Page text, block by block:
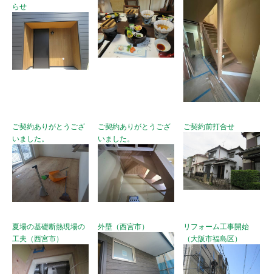
らせ
ご契約ありがとうござ
いました。
ご契約ありがとうござ
いました。
ご契約前打合せ
夏場の基礎断熱現場の
工夫（西宮市）
外壁（西宮市）
リフォーム工事開始
（大阪市福島区）